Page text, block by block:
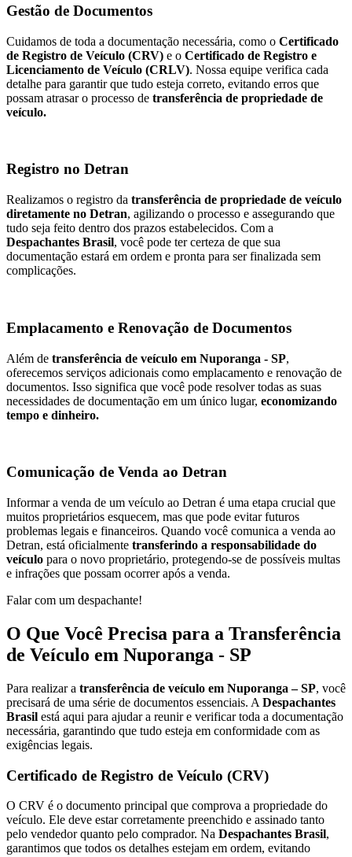
Gestão de Documentos
Cuidamos de toda a documentação necessária, como o Certificado
de Registro de Veículo (CRV) e o Certificado de Registro e
Licenciamento de Veículo (CRLV). Nossa equipe verifica cada
detalhe para garantir que tudo esteja correto, evitando erros que
possam atrasar o processo de transferência de propriedade de
veículo.
Registro no Detran
Realizamos o registro da transferência de propriedade de veículo
diretamente no Detran, agilizando o processo e assegurando que
tudo seja feito dentro dos prazos estabelecidos. Com a
Despachantes Brasil, você pode ter certeza de que sua
documentação estará em ordem e pronta para ser finalizada sem
complicações.
Emplacamento e Renovação de Documentos
Além de transferência de veículo em Nuporanga - SP,
oferecemos serviços adicionais como emplacamento e renovação de
documentos. Isso significa que você pode resolver todas as suas
necessidades de documentação em um único lugar, economizando
tempo e dinheiro.
Comunicação de Venda ao Detran
Informar a venda de um veículo ao Detran é uma etapa crucial que
muitos proprietários esquecem, mas que pode evitar futuros
problemas legais e financeiros. Quando você comunica a venda ao
Detran, está oficialmente transferindo a responsabilidade do
veículo para o novo proprietário, protegendo-se de possíveis multas
e infrações que possam ocorrer após a venda.
Falar com um despachante!
O Que Você Precisa para a Transferência
de Veículo em Nuporanga - SP
Para realizar a transferência de veículo em Nuporanga – SP, você
precisará de uma série de documentos essenciais. A Despachantes
Brasil está aqui para ajudar a reunir e verificar toda a documentação
necessária, garantindo que tudo esteja em conformidade com as
exigências legais.
Certificado de Registro de Veículo (CRV)
O CRV é o documento principal que comprova a propriedade do
veículo. Ele deve estar corretamente preenchido e assinado tanto
pelo vendedor quanto pelo comprador. Na Despachantes Brasil,
garantimos que todos os detalhes estejam em ordem, evitando